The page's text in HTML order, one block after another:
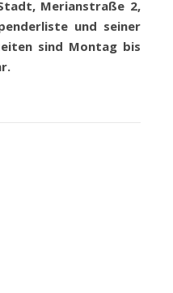
Merianstraße 2,
und seiner
sind Montag bis